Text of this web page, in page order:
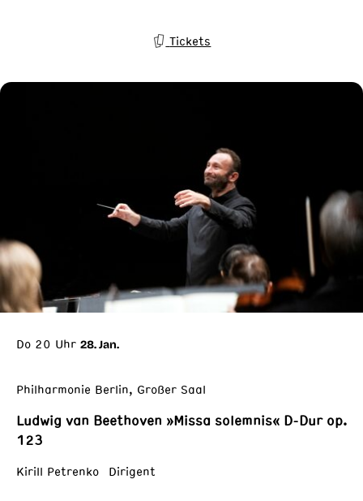
Tickets
Do 20 Uhr 28. Jan.
Philharmonie Berlin, Großer Saal
Ludwig van Beethoven »Missa solemnis« D-Dur op.
123
Kirill Petrenko Dirigent